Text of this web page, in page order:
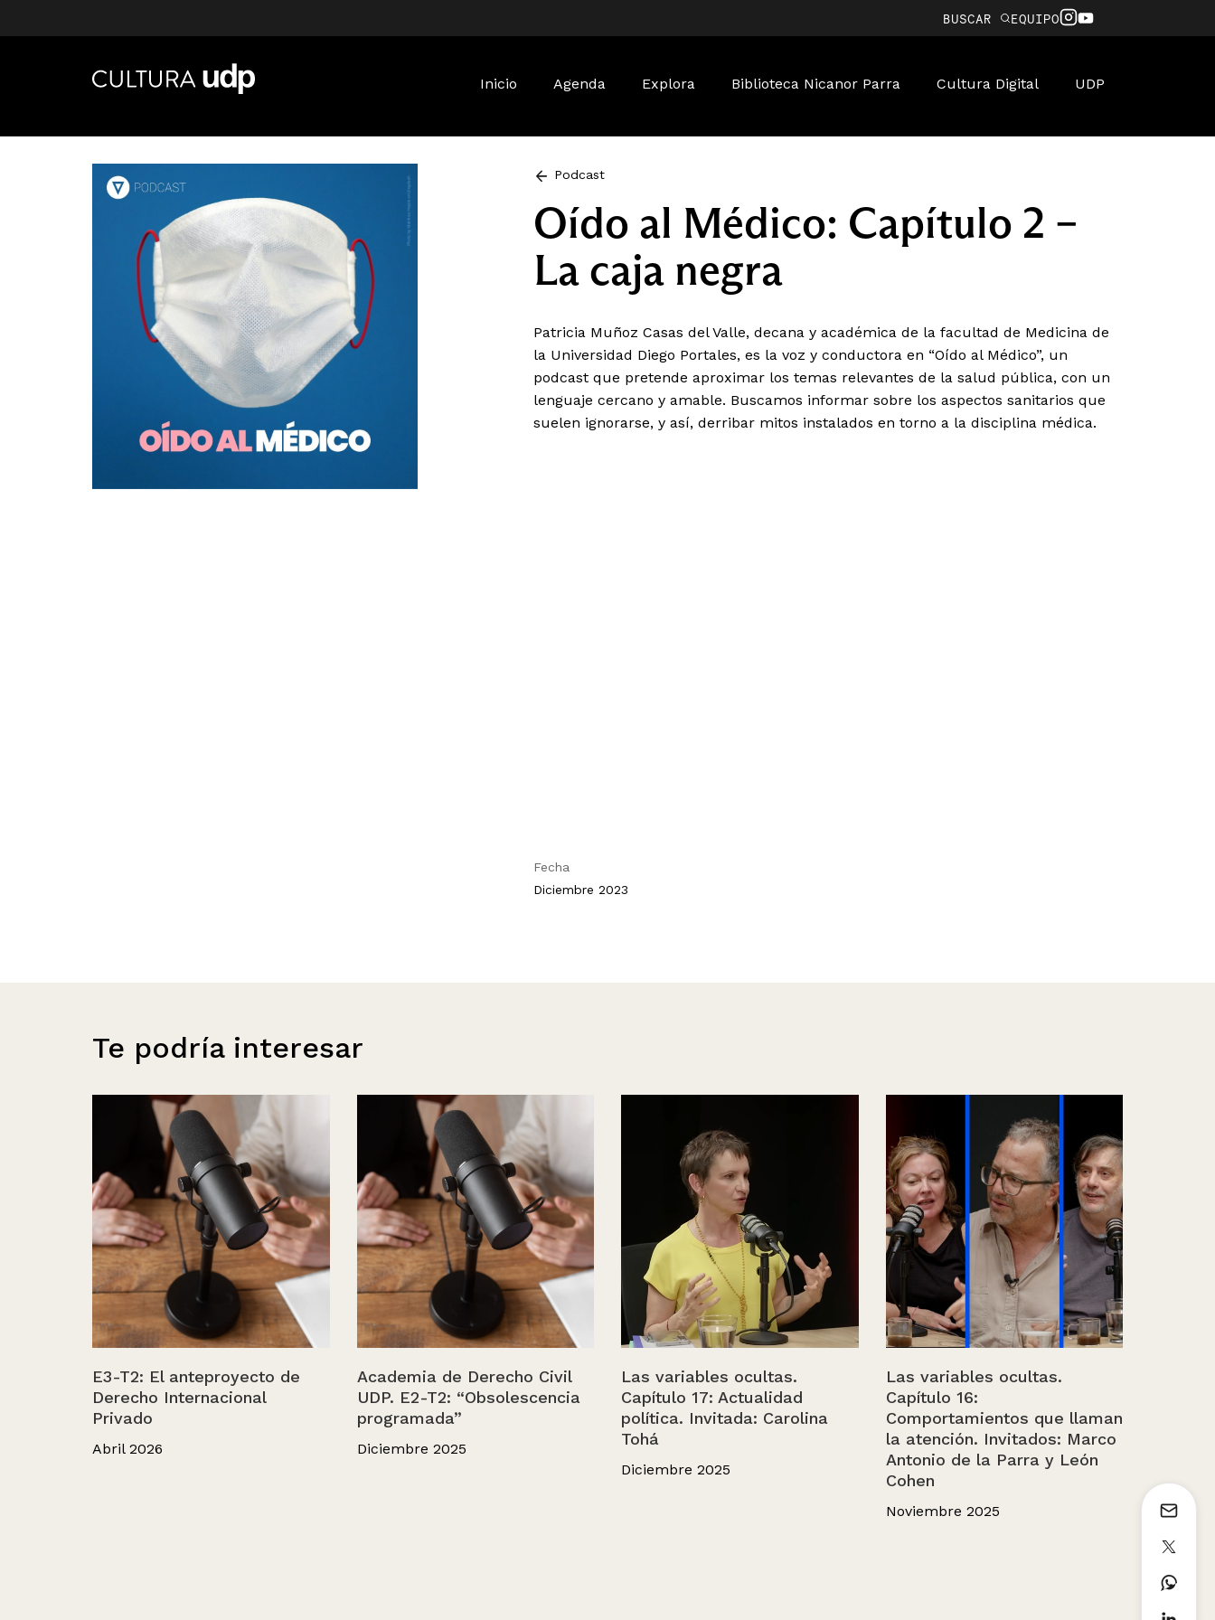
BUSCAR EQUIPO
Inicio Agenda Explora Biblioteca Nicanor Parra Cultura Digital UDP
Podcast
Oído al Médico: Capítulo 2 –
La caja negra
Patricia Muñoz Casas del Valle, decana y académica de la facultad de Medicina de
la Universidad Diego Portales, es la voz y conductora en “Oído al Médico”, un
podcast que pretende aproximar los temas relevantes de la salud pública, con un
lenguaje cercano y amable. Buscamos informar sobre los aspectos sanitarios que
suelen ignorarse, y así, derribar mitos instalados en torno a la disciplina médica.
Fecha
Diciembre 2023
Te podría interesar
E3-T2: El anteproyecto de
Derecho Internacional
Privado
Abril 2026
Academia de Derecho Civil
UDP. E2-T2: “Obsolescencia
programada”
Diciembre 2025
Las variables ocultas.
Capítulo 17: Actualidad
política. Invitada: Carolina
Tohá
Diciembre 2025
Las variables ocultas.
Capítulo 16:
Comportamientos que llaman
la atención. Invitados: Marco
Antonio de la Parra y León
Cohen
Noviembre 2025